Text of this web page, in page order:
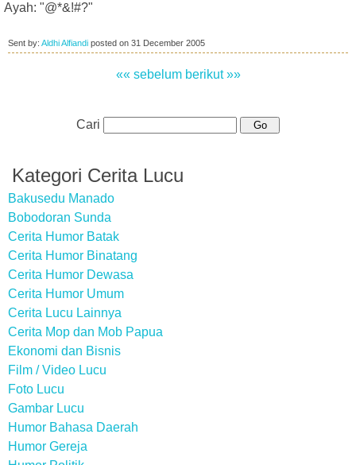
Ayah: "@*&!#?"
Sent by: Aldhi Alfiandi posted on 31 December 2005
«« sebelum berikut »»
Cari
Kategori Cerita Lucu
Bakusedu Manado
Bobodoran Sunda
Cerita Humor Batak
Cerita Humor Binatang
Cerita Humor Dewasa
Cerita Humor Umum
Cerita Lucu Lainnya
Cerita Mop dan Mob Papua
Ekonomi dan Bisnis
Film / Video Lucu
Foto Lucu
Gambar Lucu
Humor Bahasa Daerah
Humor Gereja